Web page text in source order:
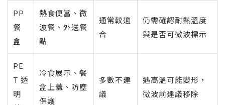
PP
餐
盒
熱食便當、微
波餐、外送餐
點
通常較適
合
仍需確認耐熱溫度
與是否可微波標示
PE
T 透
明
冷食展示、餐
盒上蓋、防塵
保護
多數不建
議
遇高溫可能變形，
微波前建議移除